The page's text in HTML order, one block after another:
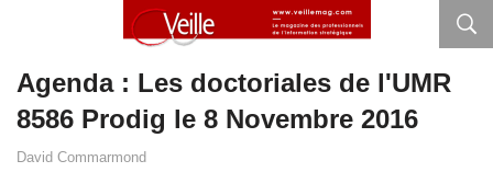
Agenda : Les doctoriales de l'UMR
8586 Prodig le 8 Novembre 2016
David Commarmond